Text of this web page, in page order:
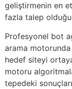
geliştirmenin en
fazla talep
Profesyonel bot
arama
hedef siteyi
motoru
tepedeki